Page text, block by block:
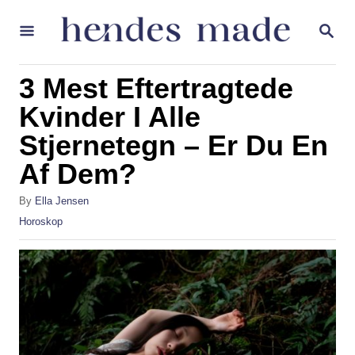
S
A
3 Mest Eftertragtede
Kvinder I Alle
Stjernetegn – Er Du En
Af Dem?
By A
u
h
o
r
Ella Jensen
C
a
t
e
g
i
Horoskop